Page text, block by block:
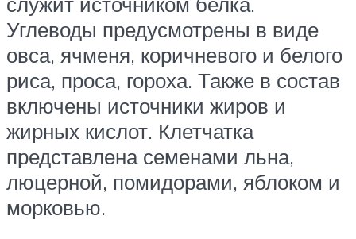
Углеводы предусмотрены в виде
овса, ячменя, коричневого и белого
риса, проса, гороха. Также в состав
включены источники жиров и
жирных кислот. Клетчатка
представлена семенами льна,
люцерной, помидорами, яблоком и
морковью.